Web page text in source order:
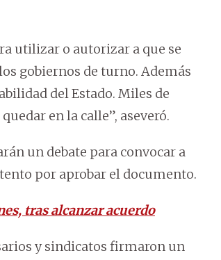
utilizar o autorizar a que se
gobiernos de turno. Además
del Estado. Miles de
en la calle”, aseveró.
un debate para convocar a
por aprobar el documento.
tras alcanzar acuerdo
y sindicatos firmaron un